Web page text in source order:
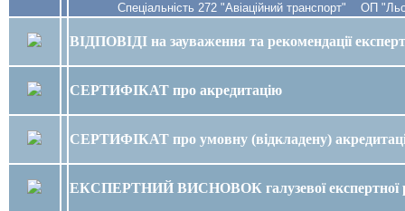
Спеціальність 272 "Авіаційний транспорт" ОП
ВІДПОВІДІ на зауваження та рекомендації
СЕРТИФІКАТ про акредитацію
СЕРТИФІКАТ про умовну (відкладену)
ЕКСПЕРТНИЙ ВИСНОВОК галузевої експертної